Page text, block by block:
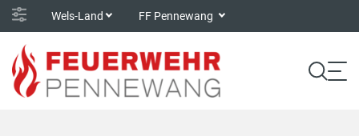
Wels-Land FF Pennewang